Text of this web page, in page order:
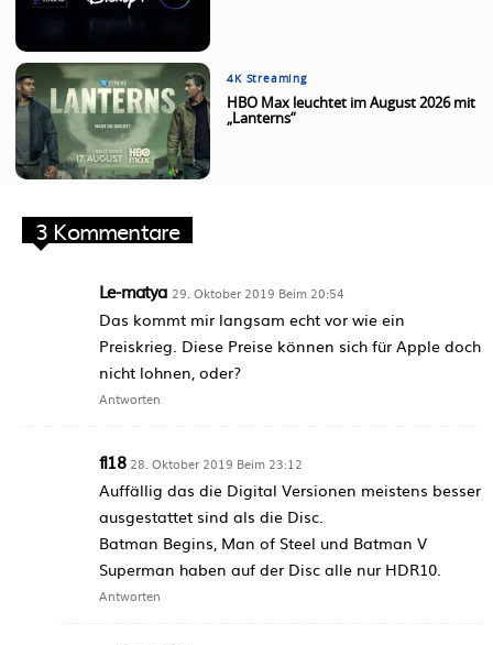
4K Streaming
HBO Max leuchtet im August 2026 mit
„Lanterns“
3 Kommentare
Le-matya 29. Oktober 2019 Beim 20:54
Das kommt mir langsam echt vor wie ein
Preiskrieg. Diese Preise können sich für Apple doch
nicht lohnen, oder?
Antworten
fl18 28. Oktober 2019 Beim 23:12
Auffällig das die Digital Versionen meistens besser
ausgestattet sind als die Disc.
Batman Begins, Man of Steel und Batman V
Superman haben auf der Disc alle nur HDR10.
Antworten